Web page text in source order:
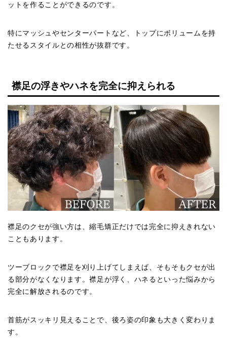
ットを作ることができるのです。
特にマッシュやセンターパートなど、トップにボリュームを持
たせるスタイルとの相性が抜群です。
襟足の浮きやハネを完全に抑えられる
襟足のクセが強い方は、縮毛矯正だけでは完全に抑えきれない
こともあります。
ツーブロックで襟足を刈り上げてしまえば、そもそもクセが出
る部分がなくなります。襟足が浮く、ハネるといった悩みから
完全に解放されるのです。
首筋がスッキリ見えることで、後ろ姿の印象も大きく変わりま
す。